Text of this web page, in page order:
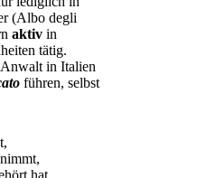
(Albo degli
aktiv in
tätig.
in Italien
führen, selbst
hat.